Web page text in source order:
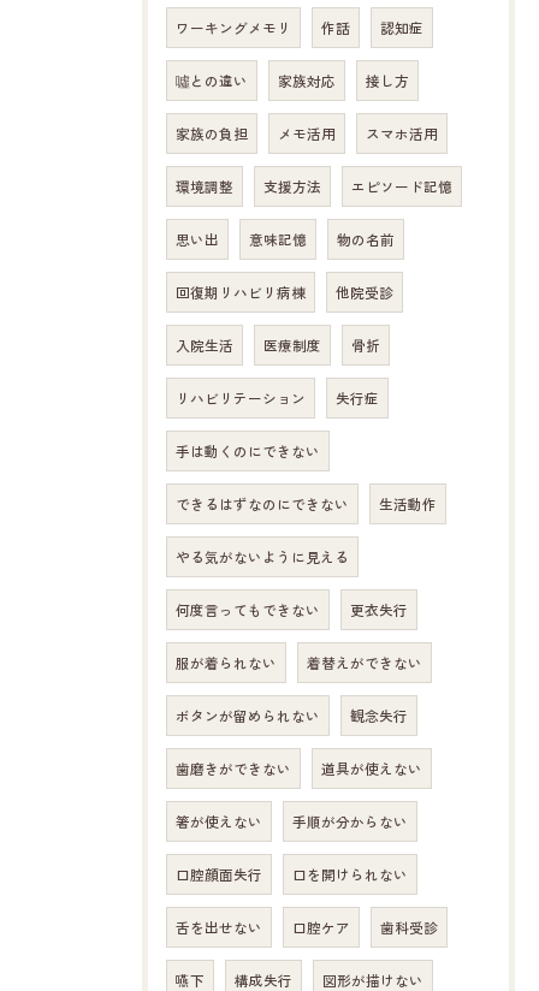
ワーキングメモリ 作話 認知症
噓との違い 家族対応 接し方
家族の負担 メモ活用 スマホ活用
環境調整 支援方法 エピソード記憶
思い出 意味記憶 物の名前
回復期リハビリ病棟 他院受診
入院生活 医療制度 骨折
リハビリテーション 失行症
手は動くのにできない
できるはずなのにできない 生活動作
やる気がないように見える
何度言ってもできない 更衣失行
服が着られない 着替えができない
ボタンが留められない 観念失行
歯磨きができない 道具が使えない
箸が使えない 手順が分からない
口腔顔面失行 口を開けられない
舌を出せない 口腔ケア 歯科受診
嚥下 構成失行 図形が描けない